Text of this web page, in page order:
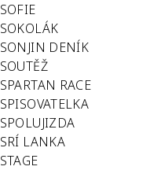
SOFIE
SOKOLÁK
SONJIN DENÍK
SOUTĚŽ
SPARTAN RACE
SPISOVATELKA
SPOLUJIZDA
SRÍ LANKA
STAGE